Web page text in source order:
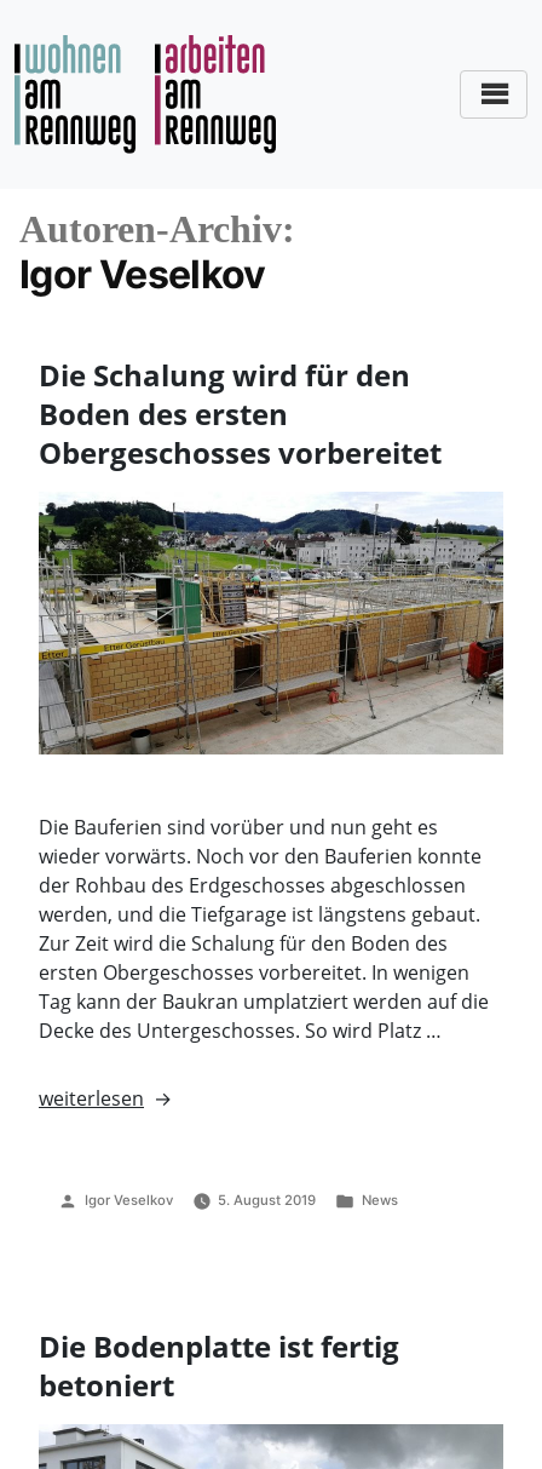
Inhalt
springen
Autoren-Archiv:
Igor Veselkov
Die Schalung wird für den
Boden des ersten
Obergeschosses vorbereitet
Die Bauferien sind vorüber und nun geht es
wieder vorwärts. Noch vor den Bauferien konnte
der Rohbau des Erdgeschosses abgeschlossen
werden, und die Tiefgarage ist längstens gebaut.
Zur Zeit wird die Schalung für den Boden des
ersten Obergeschosses vorbereitet. In wenigen
Tag kann der Baukran umplatziert werden auf die
Decke des Untergeschosses. So wird Platz …
„Die
den
Obergeschosses
vorbereitet“
weiterlesen
Veröffentlicht
Igor Veselkov 5. August 2019
Veröffentlicht
News
Die Bodenplatte ist fertig
betoniert